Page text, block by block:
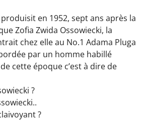
en 1952, sept ans après la
Zofia Zwida Ossowiecki, la
chez elle au No.1 Adama Pluga
par un homme habillé
cette époque c’est à dire de
?
?